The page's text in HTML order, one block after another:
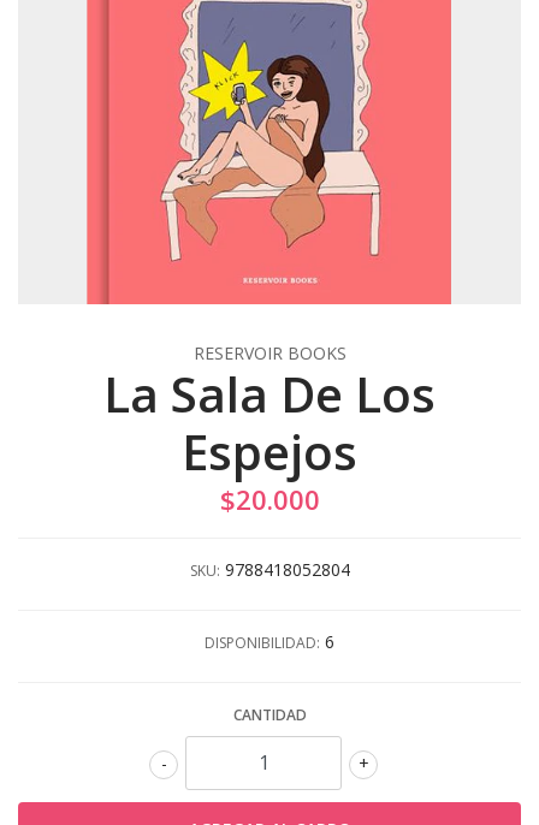
RESERVOIR BOOKS
La Sala De Los
Espejos
$20.000
SKU: 9788418052804
DISPONIBILIDAD: 6
CANTIDAD
+
-